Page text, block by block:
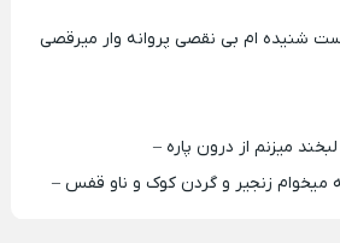
شنیده ام بی نقصی پروانه وار میرقصی
میزنم از درون پاره –
میخوام زﻧﺠﻴﺮ و ﮔﺮدن ﻛﻮک و ﻧﺎو ﻗﻔﺲ –